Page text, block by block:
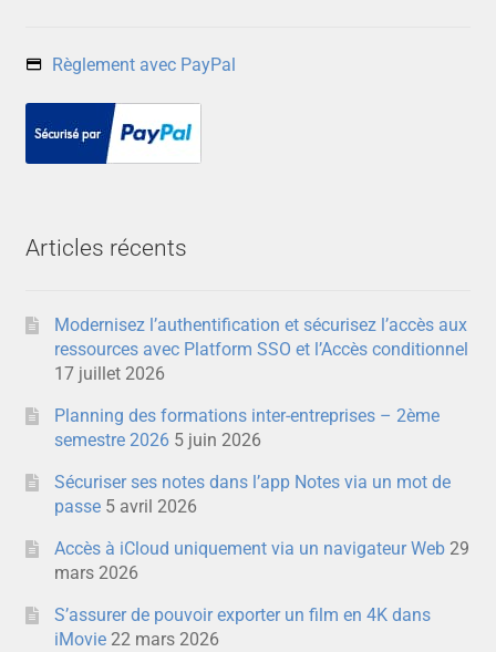
Règlement avec PayPal
Articles récents
Modernisez l’authentification et sécurisez l’accès aux
ressources avec Platform SSO et l’Accès conditionnel
17 juillet 2026
Planning des formations inter-entreprises – 2ème
semestre 2026 5 juin 2026
Sécuriser ses notes dans l’app Notes via un mot de
passe 5 avril 2026
Accès à iCloud uniquement via un navigateur Web 29
mars 2026
S’assurer de pouvoir exporter un film en 4K dans
iMovie 22 mars 2026